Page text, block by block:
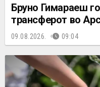
Бруно Гимараеш
трансферот во
09.08.2026. 09:04